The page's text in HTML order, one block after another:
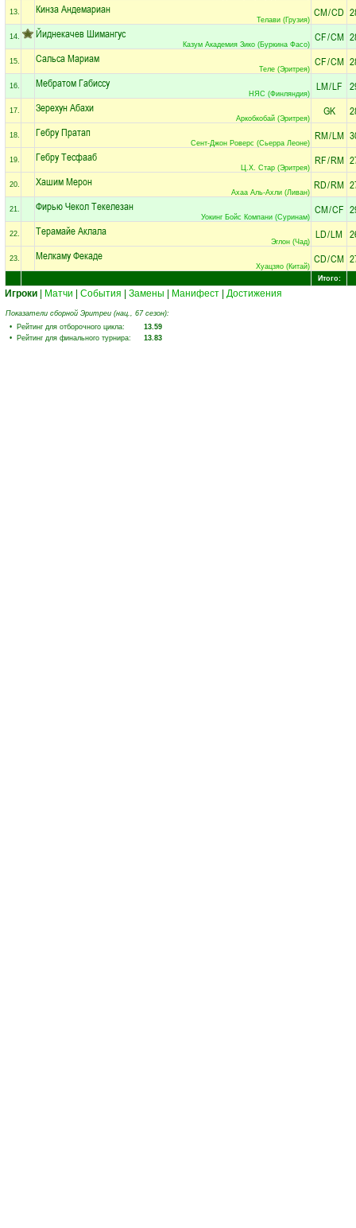
13. Кинза Андемариан
Телави (Грузия)
CM/CD
14. Йиднекачев Шимангус
Казум Академия Зико (Буркина Фасо)
CF/CM
15. Сальса Мариам
Теле (Эритрея)
CF/CM
16. Мебратом Габиссу
НЯС (Финляндия)
LM/LF
17. Зерехун Абахи
Аркобкобай (Эритрея)
GK
18. Гебру Пратап
Сент-Джон Роверс (Сьерра Леоне)
RM/LM
19. Гебру Тесфааб
Ц.Х. Стар (Эритрея)
RF/RM
20. Хашим Мерон
Ахаа Аль-Ахли (Ливан)
RD/RM
21. Фирью Чекол Текелезан
Уокинг Бойс Компани (Суринам)
CM/CF
22. Терамайе Аклала
Эглон (Чад)
LD/LM
23. Мелкаму Фекаде
Хуацзяо (Китай)
CD/CM
Итого:
Игроки Матчи События Замены Манифест Достижения
Показатели сборной Эритреи (нац., 67 сезон):
• Рейтинг для отборочного цикла:
13.59
• Рейтинг для финального турнира:
13.83